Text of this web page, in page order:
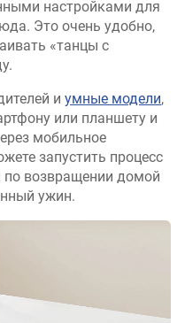
настройками для
Это очень удобно,
«танцы с
и умные модели,
или планшету и
мобильное
запустить процесс
по возвращении домой
ужин.